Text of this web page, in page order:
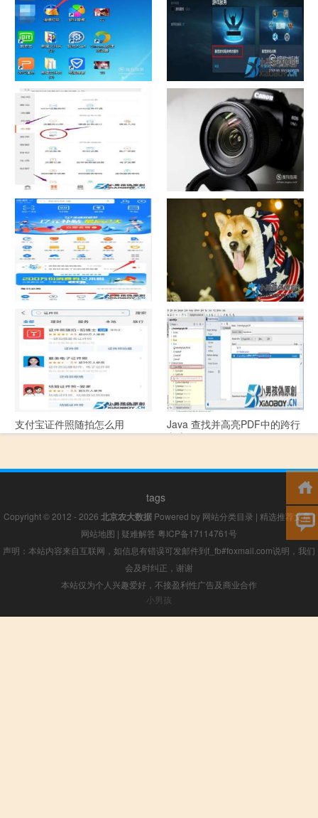
如何看认识QQ好友具体多少天
了
战网怎么修改昵称？
中国联通手机营业厅销户操作
指引
摄影作品的欣赏方法
支付宝怎么拍违章挣钱？
宠物定位器app开发可以解决哪
些问题？
支付宝证件照随拍怎么用
Java 查找并高亮PDF中的跨行
文本
tags
Copyright © 2012 - 2026 北京农大数据Powered by 网站分类目录 | 精选推荐文章|
网站地图 | 疑难解答 粤ICP备17114761号
声明：本站内容来自互联网，如信息有错误可发邮件到f_fb#foxmail.com说明，我们
会及时纠正，谢谢
本站仅为个人兴趣爱好，不接盈利性广告及商业合作
小男孩